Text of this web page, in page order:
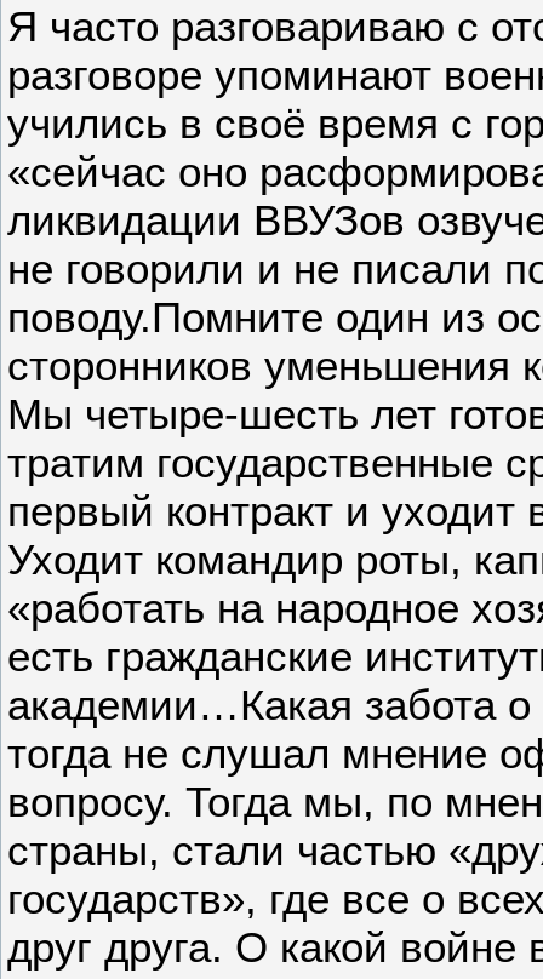
Я часто разговариваю с
разговоре упоминают
учились в своё время с
«сейчас оно
ликвидации ВВУЗов
не говорили и не писали
поводу.Помните один из
сторонников уменьшения
Мы четыре-шесть лет
тратим государственные
первый контракт и уходит
Уходит командир роты,
«работать на народное
есть гражданские
академии…Какая забота
тогда не слушал мнение
вопросу. Тогда мы, по
страны, стали частью
государств», где все о
друг друга. О какой